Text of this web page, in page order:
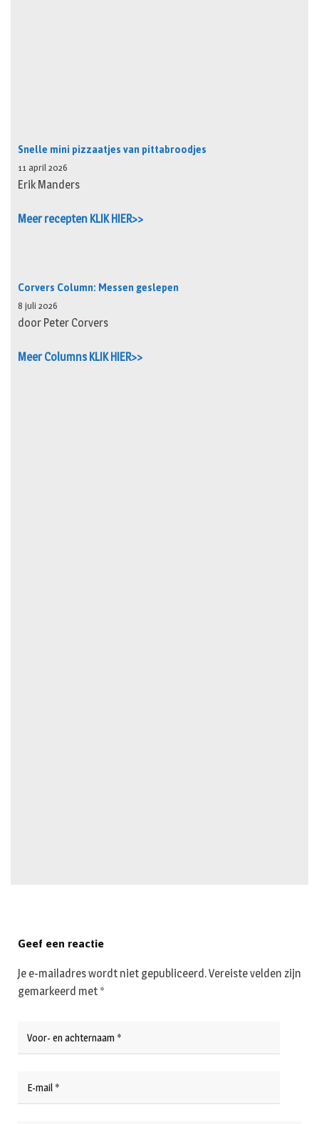
Snelle mini pizzaatjes van pittabroodjes
11 april 2026
Erik Manders
Meer recepten KLIK HIER>>
Corvers Column: Messen geslepen
8 juli 2026
door Peter Corvers
Meer Columns KLIK HIER>>
Geef een reactie
Je e-mailadres wordt niet gepubliceerd.Vereiste velden zijn
gemarkeerd met *